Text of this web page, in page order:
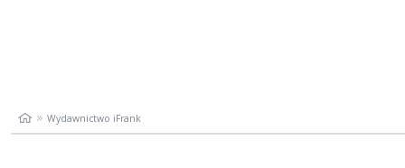
Wydawnictwo iFrank